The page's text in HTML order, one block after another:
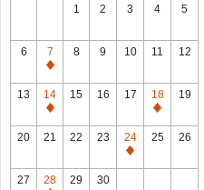
1 2 3 4 5
6
7
休
館
日
8 9 10 11 12
13
14
休
館
15 16 17
18
休
館
19
20 21 22 23
24
休
25 26
27
28
29 30